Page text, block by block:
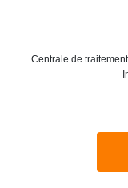
Centrale de